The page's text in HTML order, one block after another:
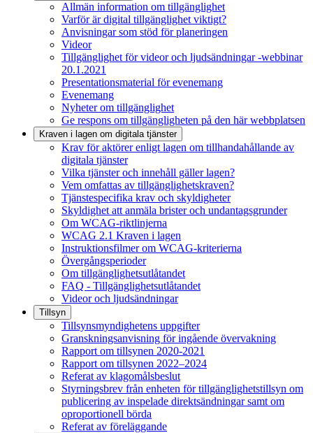
Allmän information om tillgänglighet
Varför är digital tillgänglighet viktigt?
Anvisningar som stöd för planeringen
Videor
Tillgänglighet för videor och ljudsändningar -webbinar
20.1.2021
Presentationsmaterial för evenemang
Evenemang
Nyheter om tillgänglighet
Ge respons om tillgängligheten på den här webbplatsen
Kraven i lagen om digitala tjänster
Krav för aktörer enligt lagen om tillhandahållande av
digitala tjänster
Vilka tjänster och innehåll gäller lagen?
Vem omfattas av tillgänglighetskraven?
Tjänstespecifika krav och skyldigheter
Skyldighet att anmäla brister och undantagsgrunder
Om WCAG-riktlinjerna
WCAG 2.1 Kraven i lagen
Instruktionsfilmer om WCAG-kriterierna
Övergångsperioder
Om tillgänglighetsutlåtandet
FAQ - Tillgänglighetsutlåtandet
Videor och ljudsändningar
Tillsyn
Tillsynsmyndighetens uppgifter
Granskningsanvisning för ingående övervakning
Rapport om tillsynen 2020-2021
Rapport om tillsynen 2022–2024
Referat av klagomålsbeslut
Styrningsbrev från enheten för tillgänglighetstillsyn om
publicering av inspelade direktsändningar samt om
oproportionell börda
Referat av föreläggande